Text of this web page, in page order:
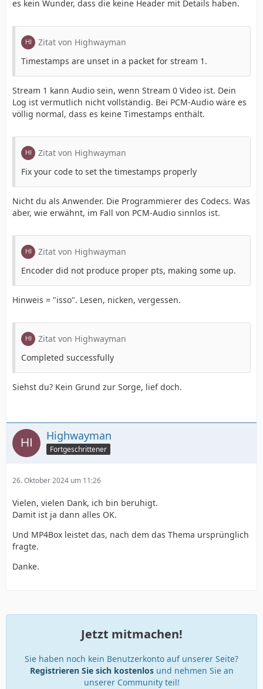
es kein Wunder, dass die keine Header mit Details haben.
Zitat von Highwayman
Timestamps are unset in a packet for stream 1.
Stream 1 kann Audio sein, wenn Stream 0 Video ist. Dein
Log ist vermutlich nicht vollständig. Bei PCM-Audio wäre es
völlig normal, dass es keine Timestamps enthält.
Zitat von Highwayman
Fix your code to set the timestamps properly
Nicht du als Anwender. Die Programmierer des Codecs. Was
aber, wie erwähnt, im Fall von PCM-Audio sinnlos ist.
Zitat von Highwayman
Encoder did not produce proper pts, making some up.
Hinweis = "isso". Lesen, nicken, vergessen.
Zitat von Highwayman
Completed successfully
Siehst du? Kein Grund zur Sorge, lief doch.
Highwayman
Fortgeschrittener
26. Oktober 2024 um 11:26
Vielen, vielen Dank, ich bin beruhigt.
Damit ist ja dann alles OK.
Und MP4Box leistet das, nach dem das Thema ursprünglich
fragte.
Danke.
Jetzt mitmachen!
Sie haben noch kein Benutzerkonto auf unserer Seite?
Registrieren Sie sich kostenlosund nehmen Sie an
unserer Community teil!